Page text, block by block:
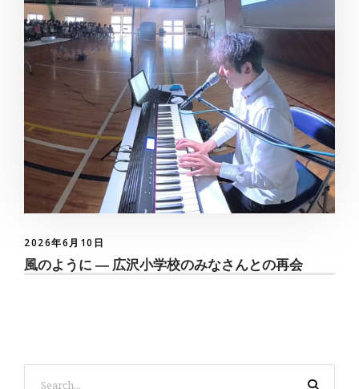
2026年6月10日
風のように ― 広沢小学校のみなさんとの再会